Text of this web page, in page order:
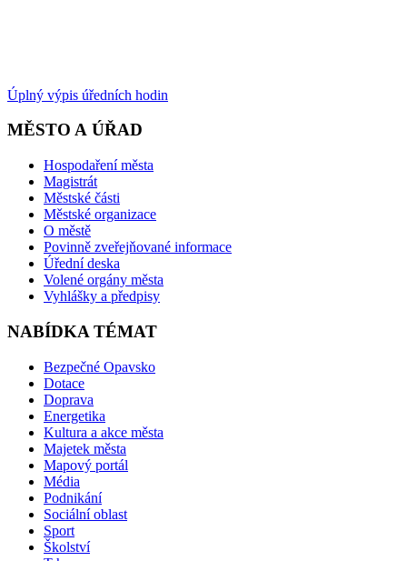
Úplný výpis úředních hodin
MĚSTO A ÚŘAD
Hospodaření města
Magistrát
Městské části
Městské organizace
O městě
Povinně zveřejňované informace
Úřední deska
Volené orgány města
Vyhlášky a předpisy
NABÍDKA TÉMAT
Bezpečné Opavsko
Dotace
Doprava
Energetika
Kultura a akce města
Majetek města
Mapový portál
Média
Podnikání
Sociální oblast
Sport
Školství